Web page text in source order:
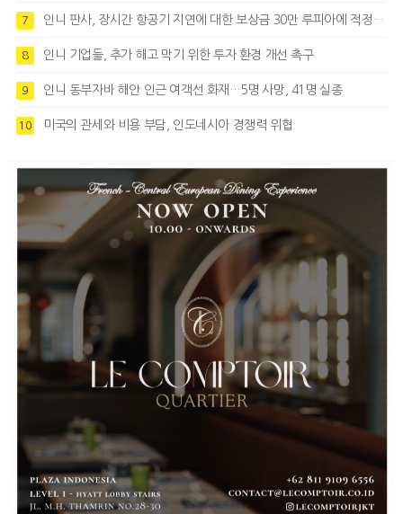
7 인니 판사, 장시간 항공기 지연에 대한 보상금 30만 루피아에 적정성 제기
8 인니 기업들, 추가 해고 막기 위한 투자 환경 개선 촉구
9 인니 동부자바 해안 인근 여객선 화재…5명 사망, 41명 실종
10 미국의 관세와 비용 부담, 인도네시아 경쟁력 위협